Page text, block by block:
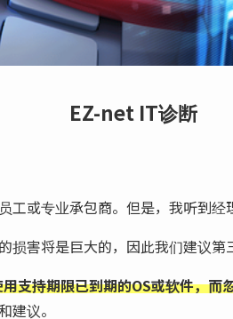
EZ-net IT诊断
或专业承包商。但是，我听到
损害将是巨大的，因此我们建议第
支持期限已到期的OS或软件，而
建议。